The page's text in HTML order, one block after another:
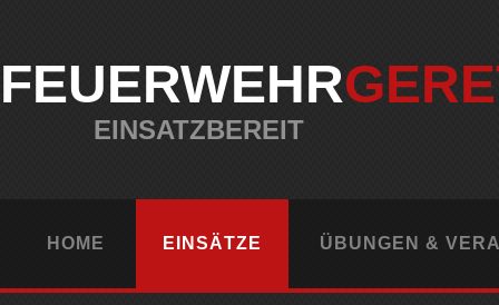
FEUERWEHR
EINSATZBEREIT
HOME EINSÄTZE ÜBUNGEN &